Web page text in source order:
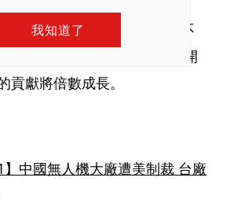
我知道了
中強光電集團的營收占比還不
年，隨歐美日相關法規逐步開
貢獻將倍數成長。
】中國無人機大廠遭美制裁 台廠